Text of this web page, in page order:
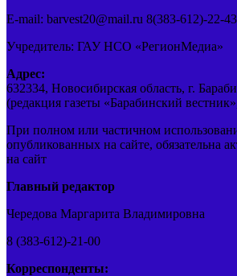
E-mail: barvest20@mail.ru 8(383-612)-22-
Учредитель: ГАУ НСО «РегионМедиа»
Адрес:
632334, Новосибирская область, г.
(редакция газеты «Барабинский
При полном или частичном
опубликованных на сайте, обязательна
на сайт
Главный редактор
Чередова Маргарита Владимировна
8 (383-612)-21-00
Корреспонденты: